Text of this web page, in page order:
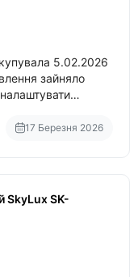
5.02.2026
17 Березня 2026
SkyLux SK-